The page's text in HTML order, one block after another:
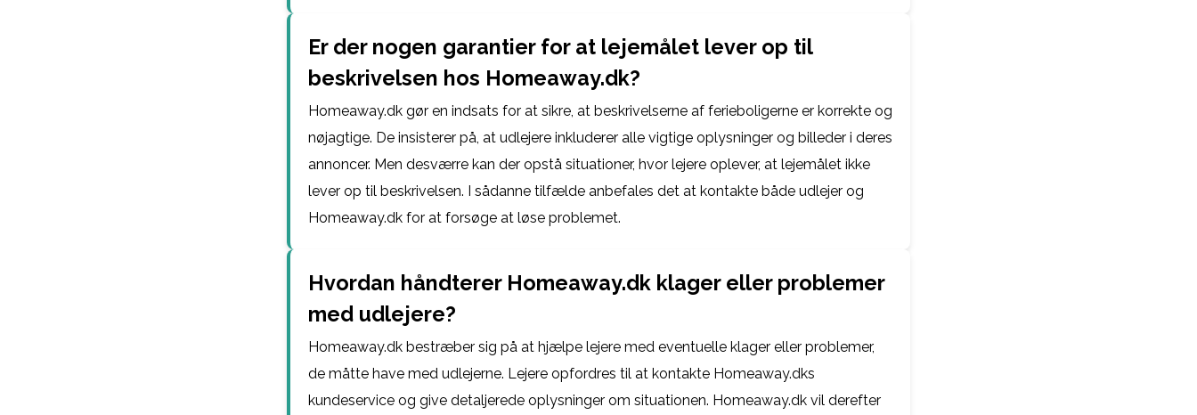
Er der nogen garantier for at lejemålet lever op til
beskrivelsen hos Homeaway.dk?
Homeaway.dk gør en indsats for at sikre, at beskrivelserne af ferieboligerne er korrekte og
nøjagtige. De insisterer på, at udlejere inkluderer alle vigtige oplysninger og billeder i deres
annoncer. Men desværre kan der opstå situationer, hvor lejere oplever, at lejemålet ikke
lever op til beskrivelsen. I sådanne tilfælde anbefales det at kontakte både udlejer og
Homeaway.dk for at forsøge at løse problemet.
Hvordan håndterer Homeaway.dk klager eller problemer
med udlejere?
Homeaway.dk bestræber sig på at hjælpe lejere med eventuelle klager eller problemer,
de måtte have med udlejerne. Lejere opfordres til at kontakte Homeaway.dks
kundeservice og give detaljerede oplysninger om situationen. Homeaway.dk vil derefter